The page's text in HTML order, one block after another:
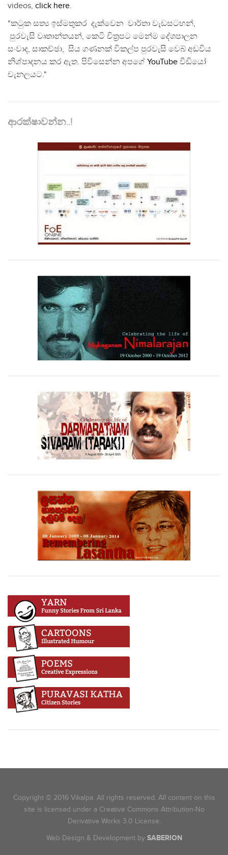
videos, click here.
"කටුක සත්‍ය ඉස්මතුකර දැක්වෙන වාර්තා වැඩසටහන්,
පුරවැසි වෘතාන්තයන්, කෙටි චිත්‍රපට මෙන්ම දේශපාලන
සංවාද, සාකච්ඡා, සිය ගණනක් විකල්ප පුරවැසි වෙබ් අඩවිය
නිශ්පාදනය කර ඇත. පිවිසෙන්න අපගේ YouTube වීඩියෝ
චැනලයට."
ආරක්ෂාවන්න..!
Copyright © 2016 Vikalpa. All rights reserved. All content on this
site is licensed under a Creative Commons Attribution-No
Derivative Works 3.0 License.
Web Design & Development by SABERION